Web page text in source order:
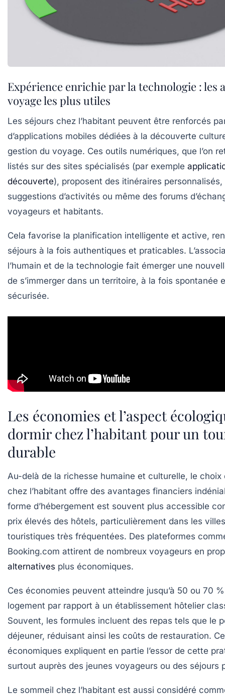
Expérience enrichie par la technologie : les
voyage les plus utiles
Les séjours chez l’habitant peuvent être renforcés
d’applications mobiles dédiées à la découverte
gestion du voyage. Ces outils numériques, que l’on
listés sur des sites spécialisés (par exemple
découverte), proposent des itinéraires personnalisés,
suggestions d’activités ou même des forums
voyageurs et habitants.
Cela favorise la planification intelligente et active,
séjours à la fois authentiques et praticables.
l’humain et de la technologie fait émerger une
de s’immerger dans un territoire, à la fois spontanée
sécurisée.
Les économies et l’aspect
dormir chez l’habitant pour un
durable
Au-delà de la richesse humaine et culturelle, le choix
chez l’habitant offre des avantages financiers
forme d’hébergement est souvent plus accessible
prix élevés des hôtels, particulièrement dans les
touristiques très fréquentées. Des plateformes
Booking.com attirent de nombreux voyageurs en
alternatives plus économiques.
Ces économies peuvent atteindre jusqu’à 50 ou 70
logement par rapport à un établissement hôtelier
Souvent, les formules incluent des repas tels que le
déjeuner, réduisant ainsi les coûts de restauration.
économiques expliquent en partie l’essor de cette
surtout auprès des jeunes voyageurs ou des séjours
Le sommeil chez l’habitant est aussi considéré